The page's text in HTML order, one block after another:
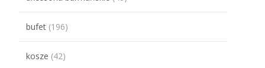
bufet (196)
kosze (42)